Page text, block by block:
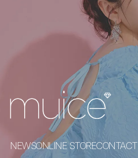
NEWSONLINE STORECONTACT